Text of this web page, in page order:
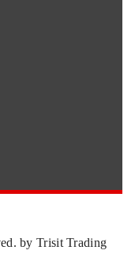
by Trisit Trading